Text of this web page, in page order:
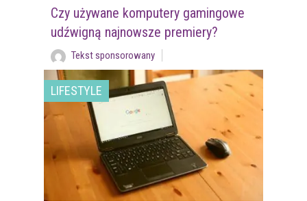
Czy używane komputery gamingowe
udźwigną najnowsze premiery?
Tekst sponsorowany
LIFESTYLE